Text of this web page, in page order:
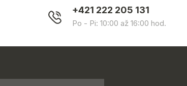
+421 222 205 131
Po - Pi: 10:00 až 16:00 hod.